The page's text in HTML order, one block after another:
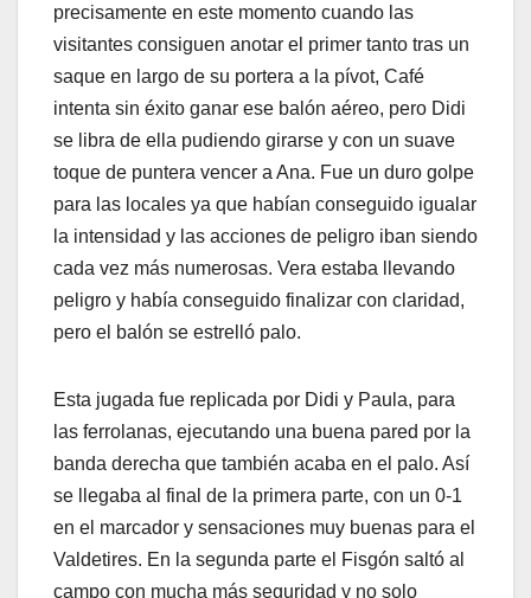
precisamente en este momento cuando las
visitantes consiguen anotar el primer tanto tras un
saque en largo de su portera a la pívot, Café
intenta sin éxito ganar ese balón aéreo, pero Didi
se libra de ella pudiendo girarse y con un suave
toque de puntera vencer a Ana. Fue un duro golpe
para las locales ya que habían conseguido igualar
la intensidad y las acciones de peligro iban siendo
cada vez más numerosas. Vera estaba llevando
peligro y había conseguido finalizar con claridad,
pero el balón se estrelló palo.
Esta jugada fue replicada por Didi y Paula, para
las ferrolanas, ejecutando una buena pared por la
banda derecha que también acaba en el palo. Así
se llegaba al final de la primera parte, con un 0-1
en el marcador y sensaciones muy buenas para el
Valdetires. En la segunda parte el Fisgón saltó al
campo con mucha más seguridad y no solo